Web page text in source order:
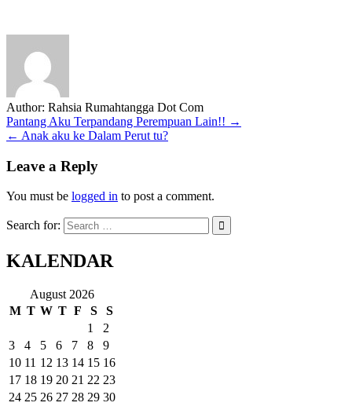
Author: Rahsia Rumahtangga Dot Com
Post
navigation
Pantang Aku Terpandang Perempuan Lain!! →
← Anak aku ke Dalam Perut tu?
Leave a Reply
You must be logged in to post a comment.
Search for:
KALENDAR
August 2026
M T W T F S
S
1
2
3
4 5 6 7 8
9
10 11 12 13 14 15 16
17 18 19 20 21 22 23
24 25 26 27 28 29 30